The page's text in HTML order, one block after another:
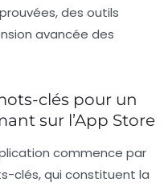
des outils
avancée des
clés pour un
sur l’App Store
commence par
clés, qui constituent la